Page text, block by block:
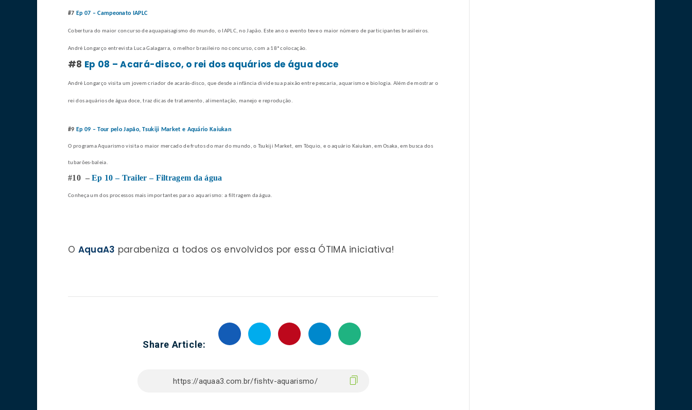
#7 Ep 07 – Campeonato IAPLC
Cobertura do maior concurso de aquapaisagismo do mundo, o IAPLC, no Japão. Este ano o evento teve o maior número de participantes brasileiros.
André Longarço entrevista Luca Galagarra, o melhor brasileiro no concurso, com a 18ª colocação.
#8 Ep 08 – Acará-disco, o rei dos aquários de água doce
André Longarço visita um jovem criador de acarás-disco, que desde a infância divide sua paixão entre pescaria, aquarismo e biologia. Além de mostrar o
rei dos aquários de água doce, traz dicas de tratamento, alimentação, manejo e reprodução.
#9 Ep 09 – Tour pelo Japão, Tsukiji Market e Aquário Kaiukan
O programa Aquarismo visita o maior mercado de frutos do mar do mundo, o Tsukiji Market, em Tóquio, e o aquário Kaiukan, em Osaka, em busca dos
tubarões-baleia.
#10 –Ep 10 – Trailer – Filtragem da água
Conheça um dos processos mais importantes para o aquarismo: a filtragem da água.
O AquaA3 parabeniza a todos os envolvidos por essa ÓTIMA iniciativa!
Share Article: